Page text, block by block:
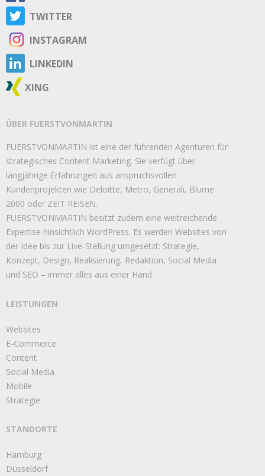
TWITTER
INSTAGRAM
LINKEDIN
XING
ÜBER FUERSTVONMARTIN
FUERSTVONMARTIN ist eine der führenden Agenturen für
strategisches Content Marketing. Sie verfügt über
langjährige Erfahrungen aus anspruchsvollen
Kundenprojekten wie Deloitte, Metro, Generali, Blume
2000 oder ZEIT REISEN.
FUERSTVONMARTIN besitzt zudem eine weitreichende
Expertise hinsichtlich WordPress. Es werden Websites von
der Idee bis zur Live-Stellung umgesetzt: Strategie,
Konzept, Design, Realisierung, Redaktion, Social Media
und SEO – immer alles aus einer Hand.
LEISTUNGEN
Websites
E-Commerce
Content
Social Media
Mobile
Strategie
STANDORTE
Hamburg
Düsseldorf